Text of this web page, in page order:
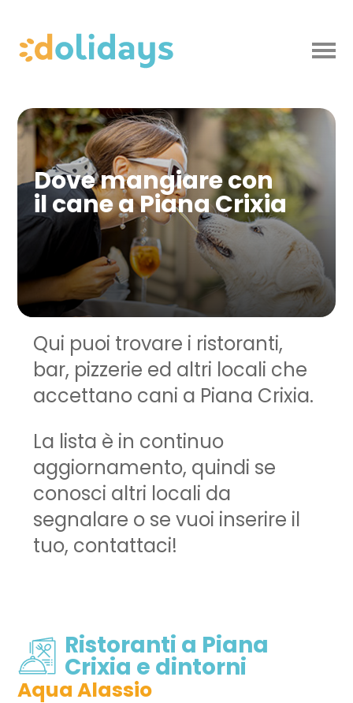
Dove mangiare con
il cane a Piana Crixia
Qui puoi trovare i ristoranti,
bar, pizzerie ed altri locali che
accettano cani a Piana Crixia.
La lista è in continuo
aggiornamento, quindi se
conosci altri locali da
segnalare o se vuoi inserire il
tuo, contattaci!
Ristoranti a Piana
Crixia e dintorni
Aqua Alassio